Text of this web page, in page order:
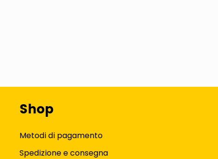
Shop
Metodi di pagamento
Spedizione e consegna